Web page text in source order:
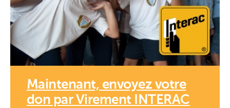
Maintenant, envoyez votre
don par Virement INTERAC